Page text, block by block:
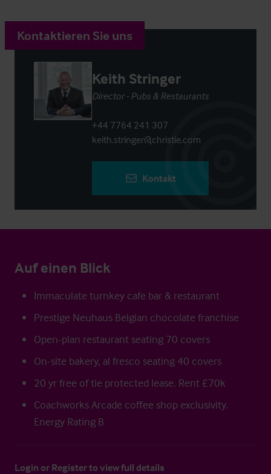
Kontaktieren Sie uns
Keith Stringer
Director - Pubs & Restaurants
+44 7764 241 307
keith.stringer@christie.com
Kontakt
Auf einen Blick
Immaculate turnkey cafe bar & restaurant
Prestige Neuhaus Belgian chocolate franchise
Open-plan restaurant seating 70 covers
On-site bakery, al fresco seating 40 covers
20 yr free of tie protected lease. Rent £70k
Coachworks Arcade coffee shop exclusivity.
Energy Rating B
Login or Registerto view full details